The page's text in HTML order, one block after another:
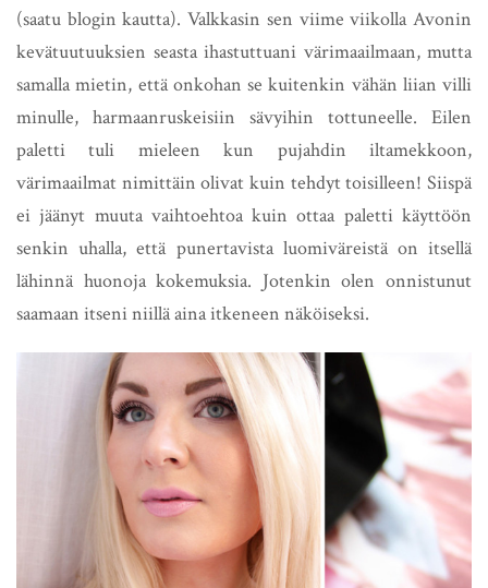
(saatu blogin kautta). Valkkasin sen viime viikolla Avonin
kevätuutuuksien seasta ihastuttuani värimaailmaan, mutta
samalla mietin, että onkohan se kuitenkin vähän liian villi
minulle, harmaanruskeisiin sävyihin tottuneelle. Eilen
paletti tuli mieleen kun pujahdin iltamekkoon,
värimaailmat nimittäin olivat kuin tehdyt toisilleen! Siispä
ei jäänyt muuta vaihtoehtoa kuin ottaa paletti käyttöön
senkin uhalla, että punertavista luomiväreistä on itsellä
lähinnä huonoja kokemuksia. Jotenkin olen onnistunut
saamaan itseni niillä aina itkeneen näköiseksi.